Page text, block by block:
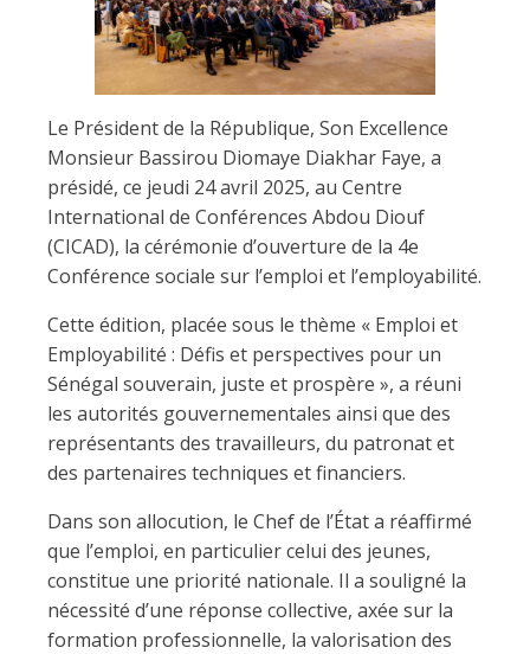
Le Président de la République, Son Excellence
Monsieur Bassirou Diomaye Diakhar Faye, a
présidé, ce jeudi 24 avril 2025, au Centre
International de Conférences Abdou Diouf
(CICAD), la cérémonie d’ouverture de la 4e
Conférence sociale sur l’emploi et l’employabilité.
Cette édition, placée sous le thème « Emploi et
Employabilité : Défis et perspectives pour un
Sénégal souverain, juste et prospère », a réuni
les autorités gouvernementales ainsi que des
représentants des travailleurs, du patronat et
des partenaires techniques et financiers.
Dans son allocution, le Chef de l’État a réaffirmé
que l’emploi, en particulier celui des jeunes,
constitue une priorité nationale. Il a souligné la
nécessité d’une réponse collective, axée sur la
formation professionnelle, la valorisation des